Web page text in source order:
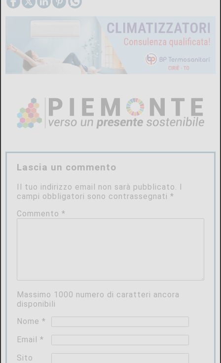
Lascia un commento
Il tuo indirizzo email non sarà pubblicato. I
campi obbligatori sono contrassegnati*
Commento*
Massimo 1000 numero di caratteri ancora
disponibili
Nome*
Email*
Sito